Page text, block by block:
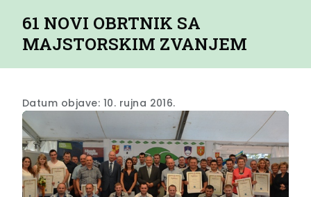
61 NOVI OBRTNIK SA
MAJSTORSKIM ZVANJEM
Datum objave: 10. rujna 2016.